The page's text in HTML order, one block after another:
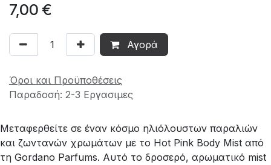
7,00 €
Αγορά
Όροι και Προϋποθέσεις
Παραδοσή: 2-3 Εργασιμες
Μεταφερθείτε σε έναν κόσμο ηλιόλουστων παραλιών
και ζωντανών χρωμάτων με το Hot Pink Body Mist από
τη Gordano Parfums. Αυτό το δροσερό, αρωματικό mist